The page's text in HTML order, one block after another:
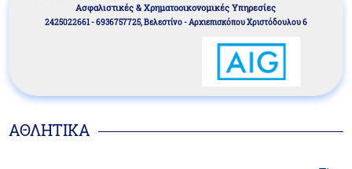
Aσφαλιστικές & Χρηματοοικονομικές Υπηρεσίες
2425022661 - 6936757725, Βελεστίνο - Αρχιεπισκόπου Χριστόδουλου 6
ΑΘΛΗΤΙΚΑ